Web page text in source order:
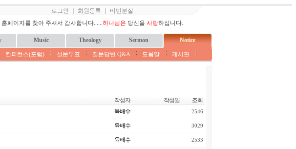
로그인 회원등록
비번분실
홈페이지를 찾아 주셔서 감사합니다......하나님은 당신을 사랑하십니다.
Music Theology Sermon Notice
컨퍼런스(포럼) 설문투표 질문답변 Q&A 도움말 게시판
작성자 작성일 조회
육배수 2546
육배수 3029
육배수 2533